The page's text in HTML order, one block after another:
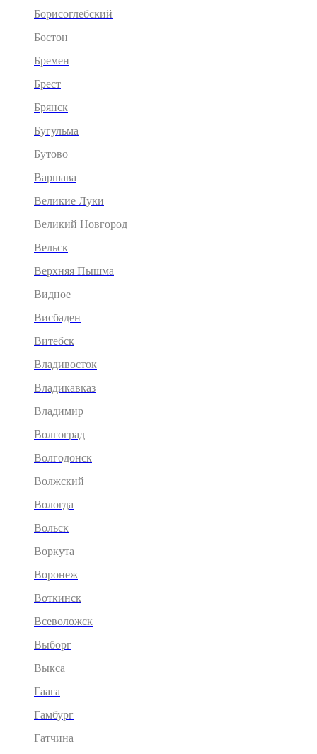
Борисоглебский
Бостон
Бремен
Брест
Брянск
Бугульма
Бутово
Варшава
Великие Луки
Великий Новгород
Вельск
Верхняя Пышма
Видное
Висбаден
Витебск
Владивосток
Владикавказ
Владимир
Волгоград
Волгодонск
Волжский
Вологда
Вольск
Воркута
Воронеж
Воткинск
Всеволожск
Выборг
Выкса
Гаага
Гамбург
Гатчина